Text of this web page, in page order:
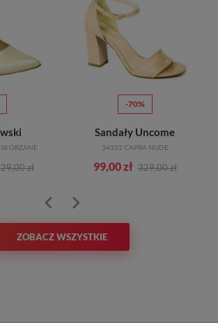
zł
-70%
Sandały Uncome
34332 CAPRA NUDE
99,00 zł 329,00 zł
ZOBACZ WSZYSTKIE